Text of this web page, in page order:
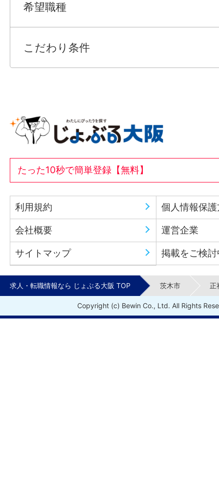
希望職種
こだわり条件
たった10秒で簡単登録【無料】
利用規約 個人情報保
会社概要 運営企業
サイトマップ 掲載をご検
求人・転職情報なら じょぶる大阪 TOP 茨木市 正
Copyright (c) Bewin Co., Ltd. All Rights